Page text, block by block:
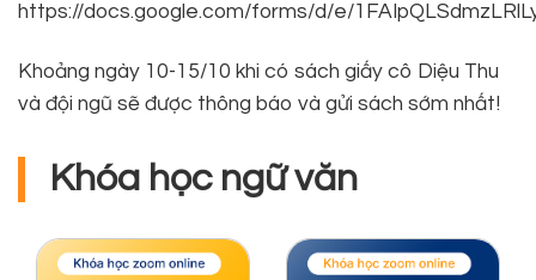
https://docs.google.com/forms/d/e/
Khoảng ngày 10-15/10 khi có sách giấy cô Diệu Thu
và đội ngũ sẽ được thông báo và gửi sách sớm nhất!
Khóa học ngữ văn